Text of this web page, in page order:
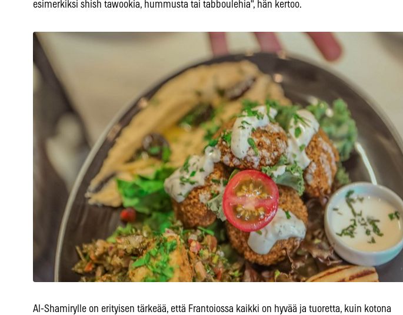
esimerkiksi shish tawookia, hummusta tai tabboulehia", hän kertoo.
Al-Shamirylle on erityisen tärkeää, että Frantoiossa kaikki on hyvää ja tuoretta, kuin kotona